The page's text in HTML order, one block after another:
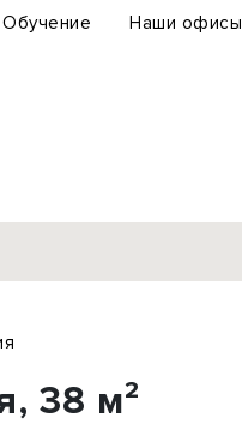
Обучение Наши офисы
38 м²